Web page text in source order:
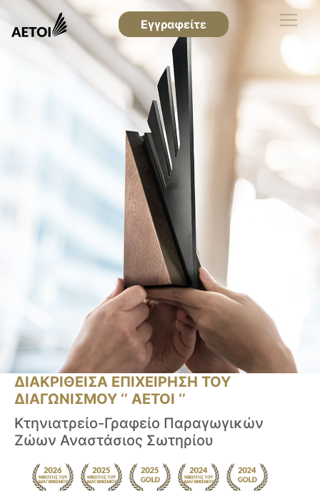
Εγγραφείτε
ΔΙΑΚΡΙΘΕΙΣΑ ΕΠΙΧΕΙΡΗΣΗ ΤΟΥ
ΔΙΑΓΩΝΙΣΜΟΥ ‘’ ΑΕΤΟΙ ‘’
Κτηνιατρείο-Γραφείο Παραγωγικών
Ζώων Αναστάσιος Σωτηρίου